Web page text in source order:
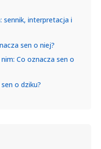
sennik, interpretacja i
sen o niej?
Co oznacza sen o
o dziku?